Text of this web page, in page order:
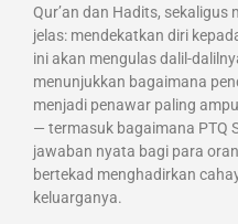
Qur’an dan Hadits, sekaligus
jelas: mendekatkan diri
ini akan mengulas dalil-
menunjukkan bagaimana
menjadi penawar paling
— termasuk bagaimana PTQ
jawaban nyata bagi para
bertekad menghadirkan
keluarganya.